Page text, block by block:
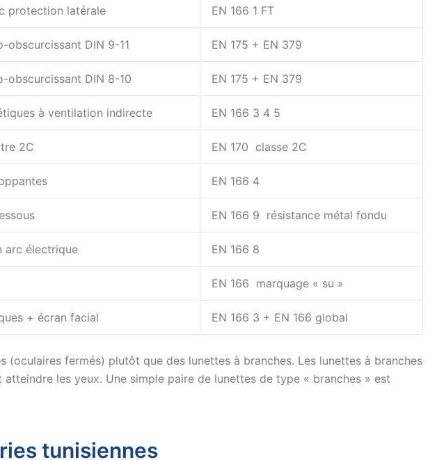
protection latérale EN 166 1 FT
obscurcissant DIN 9-11 EN 175 + EN 379
obscurcissant DIN 8-10 EN 175 + EN 379
à ventilation indirecte EN 166 3 4 5
2C EN 170 classe 2C
EN 166 4
EN 166 9 résistance métal fondu
arc électrique EN 166 8
EN 166 marquage « su »
+ écran facial EN 166 3 + EN 166 global
fermés) plutôt que des lunettes à branches. Les lunettes à branches
les yeux. Une simple paire de lunettes de type « branches » est
tunisiennes